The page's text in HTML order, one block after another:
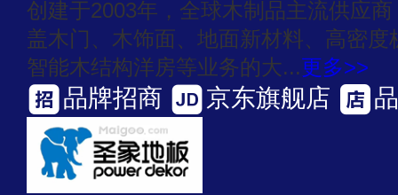
创建于2003年，全球木制品主流供应
盖木门、木饰面、地面新材料、高密
智能木结构洋房等业务的大...更多>>
品牌招商 京东旗舰店